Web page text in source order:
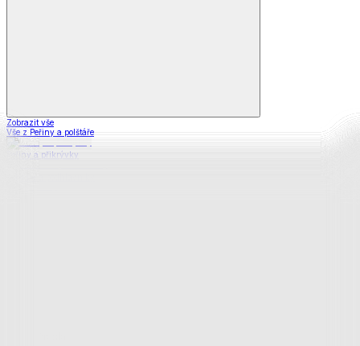
Zobrazit vše
Vše z Peřiny a polštáře
Peřiny a přikrývky